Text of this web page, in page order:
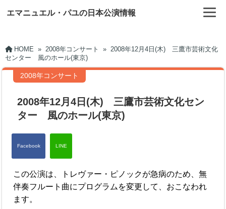
エマニュエル・パユの日本公演情報
HOME » 2008年コンサート » 2008年12月4日(木) 三鷹市芸術文化
センター 風のホール(東京)
2008年コンサート
2008年12月4日(木) 三鷹市芸術文化セン
ター 風のホール(東京)
この公演は、トレヴァー・ピノックが急病のため、無
伴奏フルート曲にプログラムを変更して、おこなわれ
ます。